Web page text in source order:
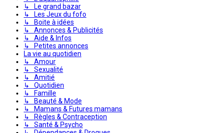
↳ Le grand bazar
↳ Les Jeux du fofo
↳ Boite à idées
↳ Annonces & Publicités
↳ Aide & Infos
↳ Petites annonces
La vie au quotidien
↳ Amour
↳ Sexualité
↳ Amitié
↳ Quotidien
↳ Famille
↳ Beauté & Mode
↳ Mamans & Futures mamans
↳ Règles & Contraception
↳ Santé & Psycho